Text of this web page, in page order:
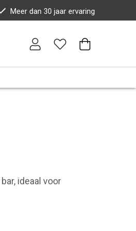
Meer dan 30 jaar ervaring
ideaal voor